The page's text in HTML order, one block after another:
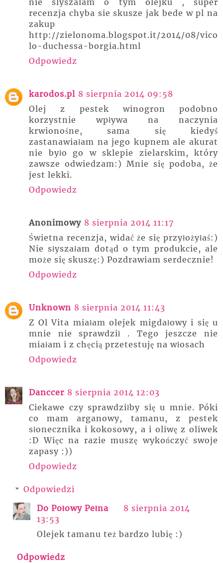
nie slyszalam o tym olejku , super
recenzja chyba sie skusze jak bede w pl na
zakup
http://zielonoma.blogspot.it/2014/08/vico
lo-duchessa-borgia.html
Odpowiedz
karodos.pl 8 sierpnia 2014 09:58
Olej z pestek winogron podobno
korzystnie wpływa na naczynia
krwionośne, sama się kiedyś
zastanawiałam na jego kupnem ale akurat
nie było go w sklepie zielarskim, który
zawsze odwiedzam:) Mnie się podoba, że
jest lekki.
Odpowiedz
Anonimowy 8 sierpnia 2014 11:17
Świetna recenzja, widać że się przyłożyłaś:)
Nie słyszałam dotąd o tym produkcie, ale
może się skuszę:) Pozdrawiam serdecznie!
Odpowiedz
Unknown 8 sierpnia 2014 11:43
Z Ol Vita miałam olejek migdałowy i się u
mnie nie sprawdził . Tego jeszcze nie
miałam i z chęcią przetestuję na włosach
Odpowiedz
Danccer 8 sierpnia 2014 12:03
Ciekawe czy sprawdziłby się u mnie. Póki
co mam arganowy, tamanu, z pestek
słonecznika i kokosowy, a i oliwę z oliwek
:D Więc na razie muszę wykończyć swoje
zapasy :))
Odpowiedz
Odpowiedzi
Do Połowy Pełna
8 sierpnia 2014
13:53
Olejek tamanu też bardzo lubię :)
Odpowiedz